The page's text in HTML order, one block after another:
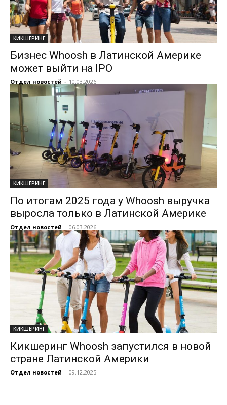
КИКШЕРИНГ
Бизнес Whoosh в Латинской Америке
может выйти на IPO
Отдел новостей - 10.03.2026
КИКШЕРИНГ
По итогам 2025 года у Whoosh выручка
выросла только в Латинской Америке
Отдел новостей - 06.03.2026
КИКШЕРИНГ
Кикшеринг Whoosh запустился в новой
стране Латинской Америки
Отдел новостей - 09.12.2025